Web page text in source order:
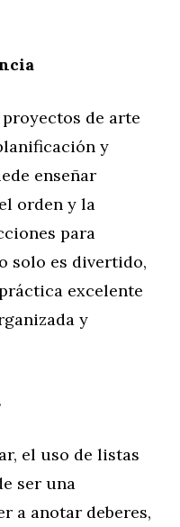
de arte
y
enseñar
orden y la
para
solo es divertido,
excelente
y
el uso de listas
ser una
a anotar deberes,